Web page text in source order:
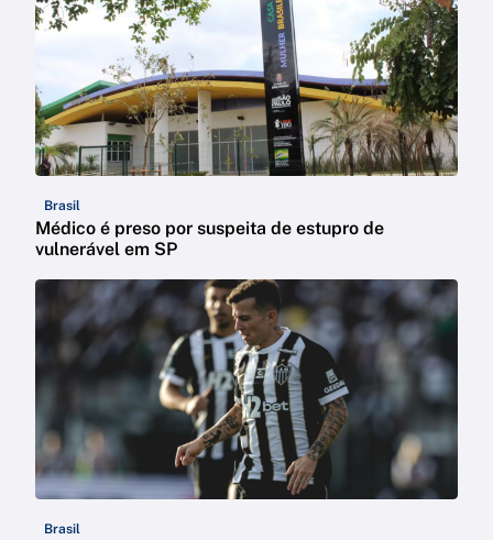
Brasil
Médico é preso por suspeita de estupro de
vulnerável em SP
Brasil